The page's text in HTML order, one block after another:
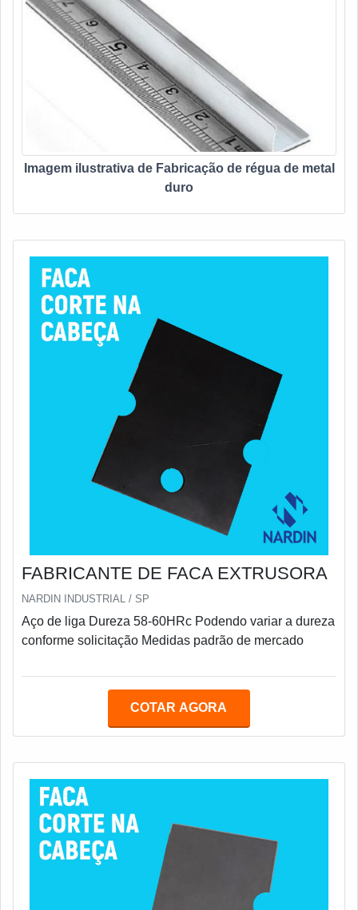
Imagem ilustrativa de Fabricação de régua de metal
duro
FABRICANTE DE FACA EXTRUSORA
NARDIN INDUSTRIAL / SP
Aço de liga Dureza 58-60HRc Podendo variar a dureza
conforme solicitação Medidas padrão de mercado
COTAR AGORA